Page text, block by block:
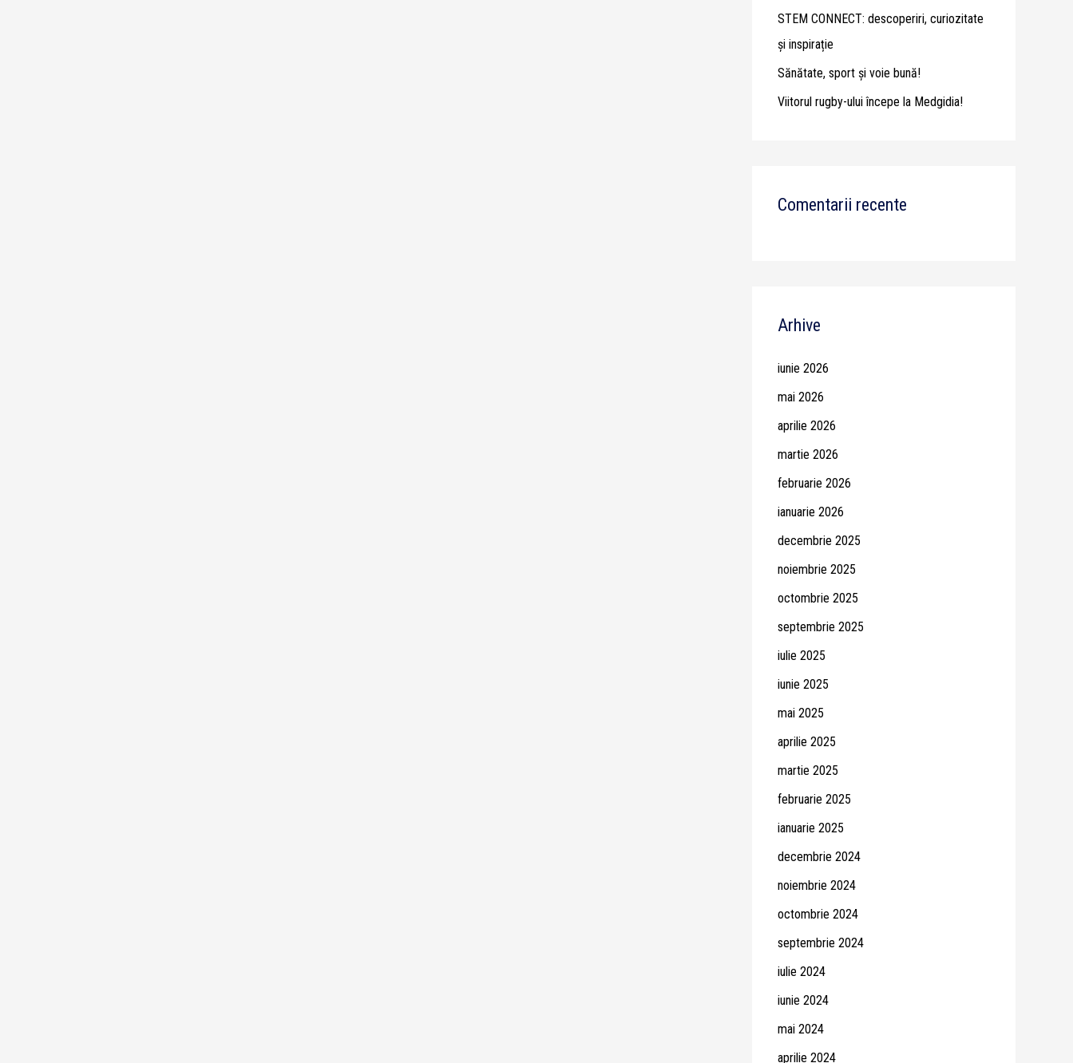
STEM CONNECT: descoperiri, curiozitate
și inspirație
Sănătate, sport și voie bună!
Viitorul rugby-ului începe la Medgidia!
Comentarii recente
Arhive
iunie 2026
mai 2026
aprilie 2026
martie 2026
februarie 2026
ianuarie 2026
decembrie 2025
noiembrie 2025
octombrie 2025
septembrie 2025
iulie 2025
iunie 2025
mai 2025
aprilie 2025
martie 2025
februarie 2025
ianuarie 2025
decembrie 2024
noiembrie 2024
octombrie 2024
septembrie 2024
iulie 2024
iunie 2024
mai 2024
aprilie 2024